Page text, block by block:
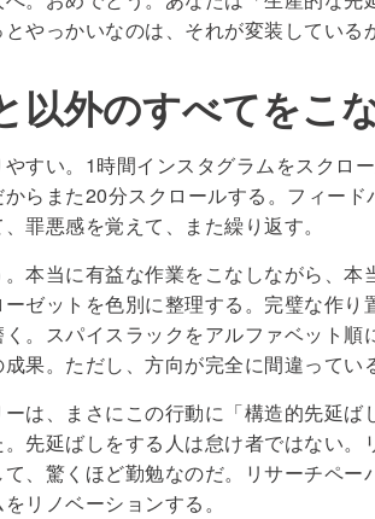
やっかいなのは、それが変装している
以外のすべてをこ
すい。1時間インスタグラムをスクロ
らまた20分スクロールする。フィー
罪悪感を覚えて、また繰り返す。
本当に有益な作業をこなしながら、本
ゼットを色別に整理する。完璧な作り
。スパイスラックをアルファベット順
果。ただし、方向が完全に間違っている
は、まさにこの行動に「構造的先延ば
先延ばしをする人は怠け者ではない。
、驚くほど勤勉なのだ。リサーチペー
リノベーションする。